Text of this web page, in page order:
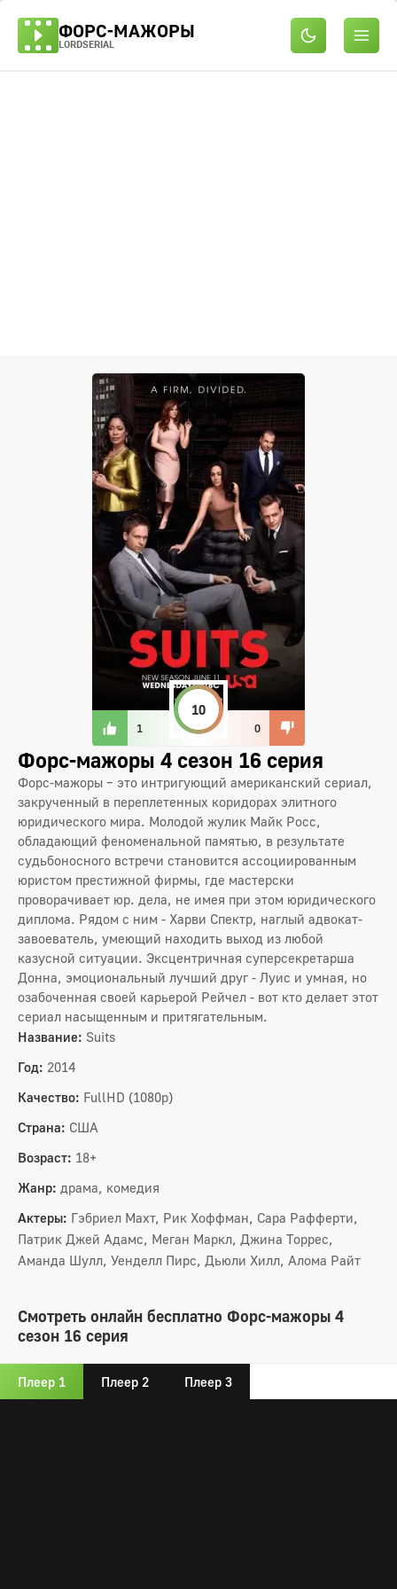
ФОРС-МАЖОРЫ
LORDSERIAL
1
10
0
Форс-мажоры 4 сезон 16 серия
Форс-мажоры – это интригующий американский сериал,
закрученный в переплетенных коридорах элитного
юридического мира. Молодой жулик Майк Росс,
обладающий феноменальной памятью, в результате
судьбоносного встречи становится ассоциированным
юристом престижной фирмы, где мастерски
проворачивает юр. дела, не имея при этом юридического
диплома. Рядом с ним - Харви Спектр, наглый адвокат-
завоеватель, умеющий находить выход из любой
казусной ситуации. Эксцентричная суперсекретарша
Донна, эмоциональный лучший друг - Луис и умная, но
озабоченная своей карьерой Рейчел - вот кто делает этот
сериал насыщенным и притягательным.
Название: Suits
Год: 2014
Качество: FullHD (1080p)
Страна: США
Возраст: 18+
Жанр: драма, комедия
Актеры: Гэбриел Махт, Рик Хоффман, Сара Рафферти,
Патрик Джей Адамс, Меган Маркл, Джина Торрес,
Аманда Шулл, Уенделл Пирс, Дьюли Хилл, Алома Райт
Смотреть онлайн бесплатно Форс-мажоры 4
сезон 16 серия
Плеер 1 Плеер 2 Плеер 3